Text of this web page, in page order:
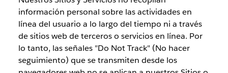
información personal sobre las actividades en
línea del usuario a lo largo del tiempo ni a través
de sitios web de terceros o servicios en línea. Por
lo tanto, las señales "Do Not Track" (No hacer
seguimiento) que se transmiten desde los